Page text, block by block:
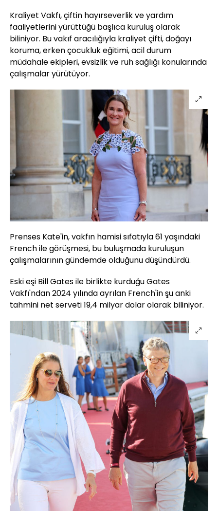
Kraliyet Vakfı, çiftin hayırseverlik ve yardım
faaliyetlerini yürüttüğü başlıca kuruluş olarak
biliniyor. Bu vakıf aracılığıyla kraliyet çifti, doğayı
koruma, erken çocukluk eğitimi, acil durum
müdahale ekipleri, evsizlik ve ruh sağlığı konularında
çalışmalar yürütüyor.
Prenses Kate'in, vakfın hamisi sıfatıyla 61 yaşındaki
French ile görüşmesi, bu buluşmada kuruluşun
çalışmalarının gündemde olduğunu düşündürdü.
Eski eşi Bill Gates ile birlikte kurduğu Gates
Vakfı'ndan 2024 yılında ayrılan French'in şu anki
tahmini net serveti 19,4 milyar dolar olarak biliniyor.